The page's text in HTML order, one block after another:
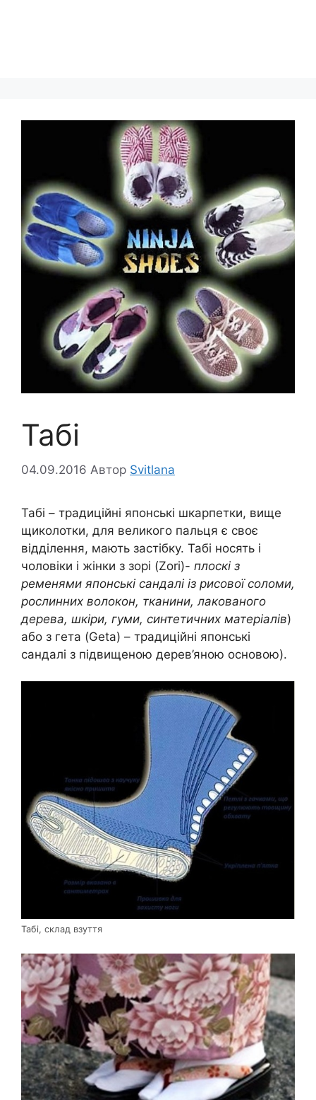
Табі
04.09.2016 Автор Svitlana
Табі – традиційні японські шкарпетки, вище
щиколотки, для великого пальця є своє
відділення, мають застібку. Табі носять і
чоловіки і жінки з зорі (Zori)- плоскі з
ременями японські сандалі із рисової соломи,
рослинних волокон, тканини, лакованого
дерева, шкіри, гуми, синтетичних матеріалів)
або з гета (Geta) – традиційні японські
сандалі з підвищеною дерев’яною основою).
Табі, склад взуття